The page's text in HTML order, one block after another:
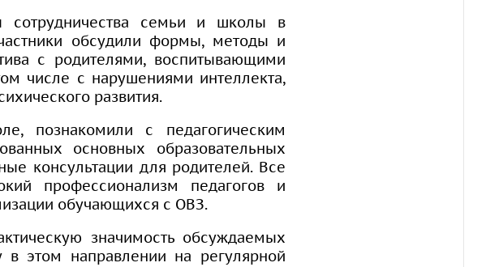
сотрудничества семьи и школы в
обсудили формы, методы и
с родителями, воспитывающими
числе с нарушениями интеллекта,
развития.
познакомили с педагогическим
основных образовательных
консультации для родителей. Все
профессионализм педагогов и
обучающихся с ОВЗ.
значимость обсуждаемых
этом направлении на регулярной